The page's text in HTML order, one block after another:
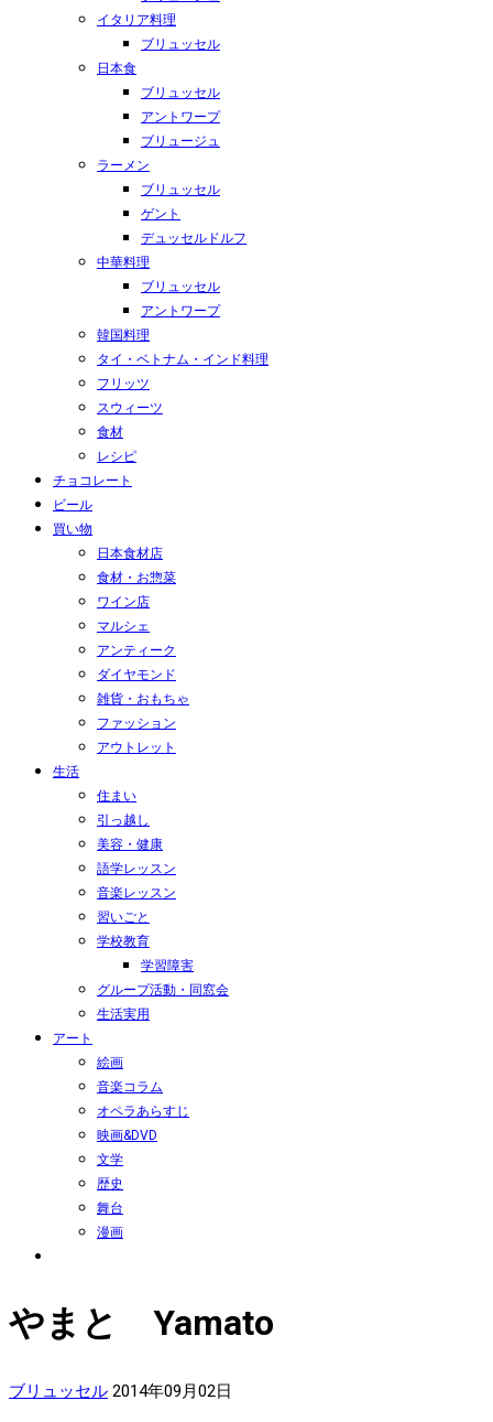
イタリア料理
ブリュッセル
日本食
ブリュッセル
アントワープ
ブリュージュ
ラーメン
ブリュッセル
ゲント
デュッセルドルフ
中華料理
ブリュッセル
アントワープ
韓国料理
タイ・ベトナム・インド料理
フリッツ
スウィーツ
食材
レシピ
チョコレート
ビール
買い物
日本食材店
食材・お惣菜
ワイン店
マルシェ
アンティーク
ダイヤモンド
雑貨・おもちゃ
ファッション
アウトレット
生活
住まい
引っ越し
美容・健康
語学レッスン
音楽レッスン
習いごと
学校教育
学習障害
グループ活動・同窓会
生活実用
アート
絵画
音楽コラム
オペラあらすじ
映画&DVD
文学
歴史
舞台
漫画
やまと Yamato
ブリュッセル 2014年09月02日